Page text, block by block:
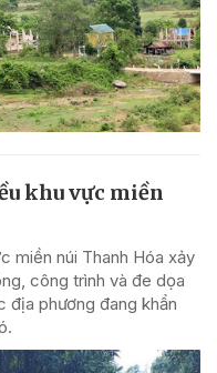
khu vực miền
miền núi Thanh Hóa xảy
công trình và đe dọa
địa phương đang khẩn